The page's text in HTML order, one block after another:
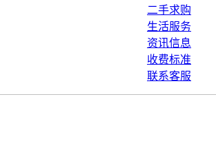
二手求购
生活服务
资讯信息
收费标准
联系客服